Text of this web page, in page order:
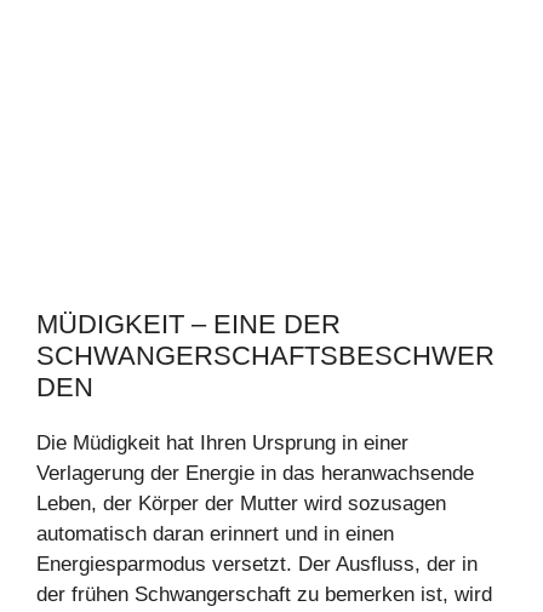
MÜDIGKEIT – EINE DER
SCHWANGERSCHAFTSBESCHWER
DEN
Die Müdigkeit hat Ihren Ursprung in einer
Verlagerung der Energie in das heranwachsende
Leben, der Körper der Mutter wird sozusagen
automatisch daran erinnert und in einen
Energiesparmodus versetzt. Der Ausfluss, der in
der frühen Schwangerschaft zu bemerken ist, wird